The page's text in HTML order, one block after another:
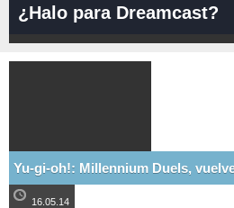
¿Halo para Dreamcast?
Yu-gi-oh!: Millennium Duels,
16.05.14